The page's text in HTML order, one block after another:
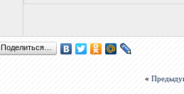
Поделиться…
«